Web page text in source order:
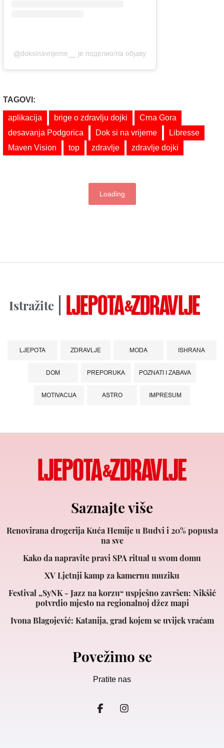
@doksinavrijeme__ је поделио/ла објаву
TAGOVI:
aplikacija brige o zdravlju dojki
Crna Gora
desavanja Podgorica
Dok si na vrijeme
Libresse
Maven Vision
top zdravlje zdravlje dojki
Loading
Istražite
LJEPOTA ZDRAVLJE MODA ISHRANA
DOM PREPORUKA POZNATI I ZABAVA
MOTIVACIJA ASTRO IMPRESUM
Saznajte više
Renovirana drogerija Kuća Hemije u Budvi i 20% popusta
na sve
Kako da napravite pravi SPA ritual u svom domu
XV Ljetnji kamp za kamernu muziku
Festival „SyNK - Jazz na korzu“ uspješno završen: Nikšić
potvrdio mjesto na regionalnoj džez mapi
Ivona Blagojević: Katanija, grad kojem se uvijek vraćam
Povežimo se
Pratite nas